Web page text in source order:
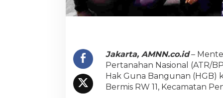
p
a
a
r
g
a
K
Jakarta, AMNN.co.id–
Pertanahan Nasional (ATR/
Hak Guna Bangunan (HGB)
Bermis RW 11, Kecamatan